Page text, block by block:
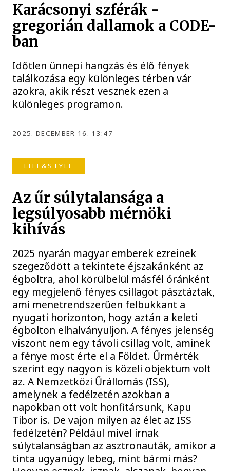
Karácsonyi szférák -
gregorián dallamok a CODE-
ban
Időtlen ünnepi hangzás és élő fények
találkozása egy különleges térben vár
azokra, akik részt vesznek ezen a
különleges programon.
2025. DECEMBER 16. 13:47
LIFE&STYLE
Az űr súlytalansága a
legsúlyosabb mérnöki
kihívás
2025 nyarán magyar emberek ezreinek
szegeződött a tekintete éjszakánként az
égboltra, ahol körülbelül másfél óránként
egy megjelenő fényes csillagot pásztáztak,
ami menetrendszerűen felbukkant a
nyugati horizonton, hogy aztán a keleti
égbolton elhalványuljon. A fényes jelenség
viszont nem egy távoli csillag volt, aminek
a fénye most érte el a Földet. Űrmérték
szerint egy nagyon is közeli objektum volt
az. A Nemzetközi Űrállomás (ISS),
amelynek a fedélzetén azokban a
napokban ott volt honfitársunk, Kapu
Tibor is. De vajon milyen az élet az ISS
fedélzetén? Például mivel írnak
súlytalanságban az asztronauták, amikor a
tinta ugyanúgy lebeg, mint bármi más?